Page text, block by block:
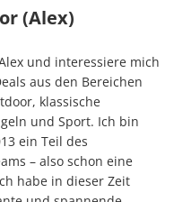
(Alex)
und interessiere mich
aus den Bereichen
klassische
und Sport. Ich bin
ein Teil des
– also schon eine
habe in dieser Zeit